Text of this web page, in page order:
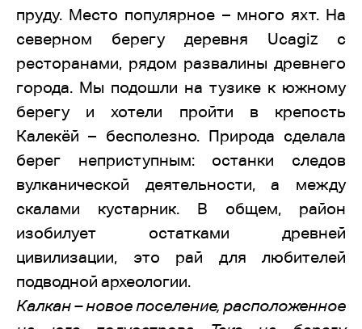
пруду. Место популярное – много яхт. На
северном берегу деревня Ucagiz с
ресторанами, рядом развалины древнего
города. Мы подошли на тузике к южному
берегу и хотели пройти в крепость
Калекёй – бесполезно. Природа сделала
берег неприступным: останки следов
вулканической деятельности, а между
скалами кустарник. В общем, район
изобилует остатками древней
цивилизации, это рай для любителей
подводной археологии.
Калкан – новое поселение, расположенное